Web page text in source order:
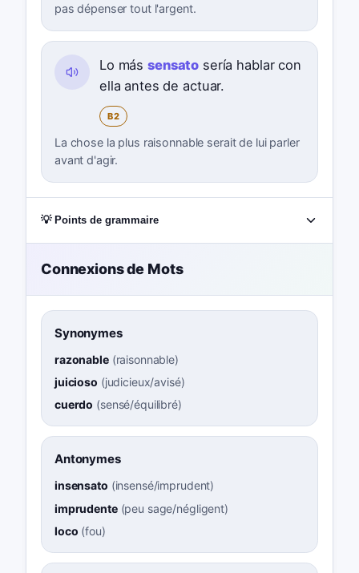
pas dépenser tout l'argent.
Lo mássensato sería hablar con
ella antes de actuar.
B2
La chose la plus raisonnable serait de lui parler
avant d'agir.
💡 Points de grammaire
Connexions de Mots
Synonymes
razonable(raisonnable)
juicioso (judicieux/avisé)
cuerdo (sensé/équilibré)
Antonymes
insensato (insensé/imprudent)
imprudente(peu sage/négligent)
loco (fou)